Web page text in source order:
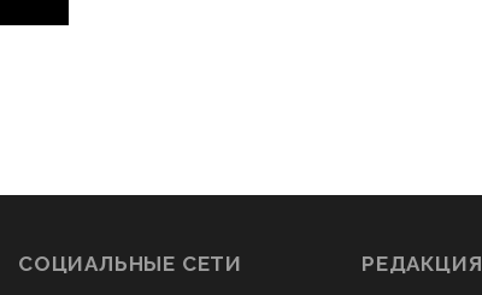
СОЦИАЛЬНЫЕ СЕТИ РЕДАКЦИЯ